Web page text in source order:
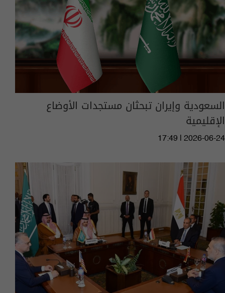
السعودية وإيران تبحثان مستجدات الأوضاع
الإقليمية
17:49 | 2026-06-24